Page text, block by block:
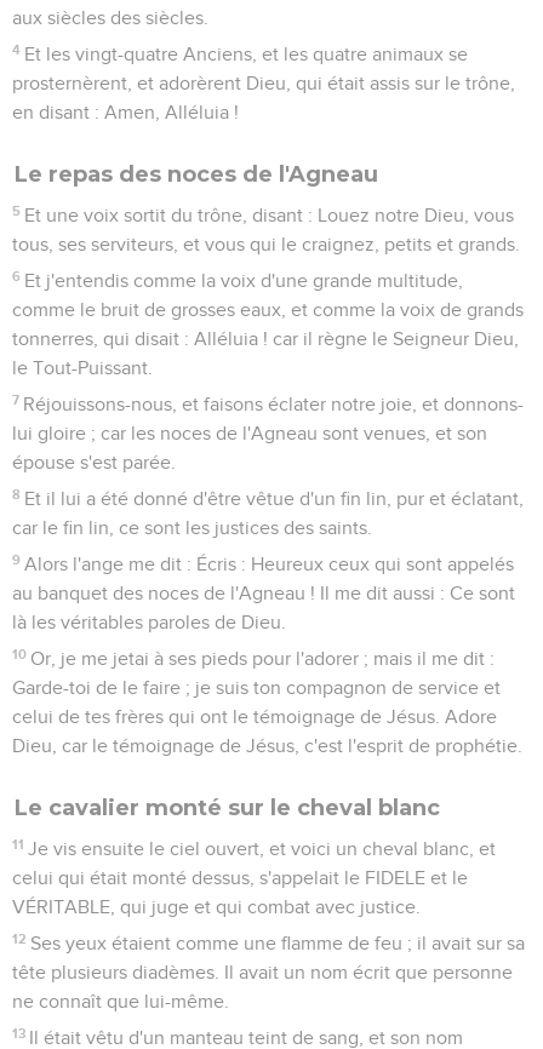
aux siècles des siècles.
4 Et les vingt-quatre Anciens, et les quatre animaux se
prosternèrent, et adorèrent Dieu, qui était assis sur le trône,
en disant : Amen, Alléluia !
Le repas des noces de l'Agneau
5 Et une voix sortit du trône, disant : Louez notre Dieu, vous
tous, ses serviteurs, et vous qui le craignez, petits et grands.
6 Et j'entendis comme la voix d'une grande multitude,
comme le bruit de grosses eaux, et comme la voix de grands
tonnerres, qui disait : Alléluia ! car il règne le Seigneur Dieu,
le Tout-Puissant.
7 Réjouissons-nous, et faisons éclater notre joie, et donnons-
lui gloire ; car les noces de l'Agneau sont venues, et son
épouse s'est parée.
8 Et il lui a été donné d'être vêtue d'un fin lin, pur et éclatant,
car le fin lin, ce sont les justices des saints.
9 Alors l'ange me dit : Écris : Heureux ceux qui sont appelés
au banquet des noces de l'Agneau ! Il me dit aussi : Ce sont
là les véritables paroles de Dieu.
10 Or, je me jetai à ses pieds pour l'adorer ; mais il me dit :
Garde-toi de le faire ; je suis ton compagnon de service et
celui de tes frères qui ont le témoignage de Jésus. Adore
Dieu, car le témoignage de Jésus, c'est l'esprit de prophétie.
Le cavalier monté sur le cheval blanc
11 Je vis ensuite le ciel ouvert, et voici un cheval blanc, et
celui qui était monté dessus, s'appelait le FIDELE et le
VÉRITABLE, qui juge et qui combat avec justice.
12 Ses yeux étaient comme une flamme de feu ; il avait sur sa
tête plusieurs diadèmes. Il avait un nom écrit que personne
ne connaît que lui-même.
13 Il était vêtu d'un manteau teint de sang, et son nom